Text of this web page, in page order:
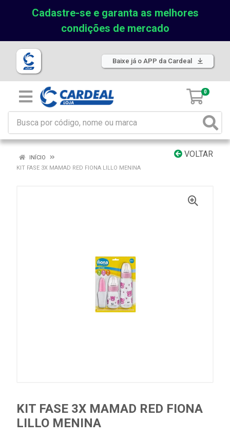
Cadastre-se e garanta as melhores
condições de mercado
Baixe já o APP da Cardeal
0
VOLTAR
INÍCIO
KIT FASE 3X MAMAD RED FIONA LILLO MENINA
KIT FASE 3X MAMAD RED FIONA
LILLO MENINA